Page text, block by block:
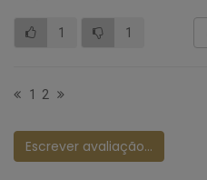
1 1
1 2
Escrever avaliação...